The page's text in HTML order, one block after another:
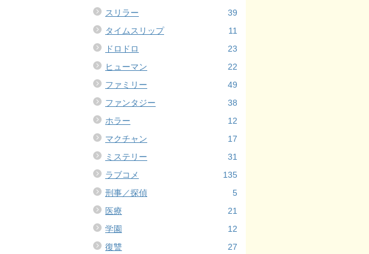
スリラー
39
タイムスリップ
11
ドロドロ
23
ヒューマン
22
ファミリー
49
ファンタジー
38
ホラー
12
マクチャン
17
ミステリー
31
ラブコメ
135
刑事／探偵
5
医療
21
学園
12
復讐
27